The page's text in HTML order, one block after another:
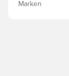
Marken